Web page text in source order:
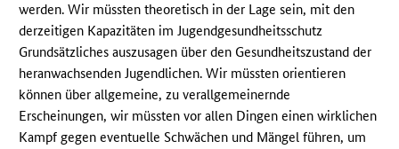
werden. Wir müssten theoretisch in der Lage sein, mit den
derzeitigen Kapazitäten im Jugendgesundheitsschutz
Grundsätzliches auszusagen über den Gesundheitszustand der
heranwachsenden Jugendlichen. Wir müssten orientieren
können über allgemeine, zu verallgemeinernde
Erscheinungen, wir müssten vor allen Dingen einen wirklichen
Kampf gegen eventuelle Schwächen und Mängel führen, um